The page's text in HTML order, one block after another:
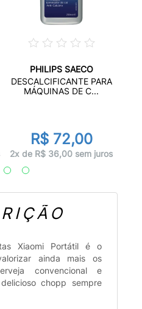
PHILIPS SAECO
DESCALCIFICANTE PARA
MÁQUINAS DE C...
R$ 72,00
2x de R$ 36,00 sem juros
Xiaomi Portátil é o
ainda mais os
convencional e
chopp sempre